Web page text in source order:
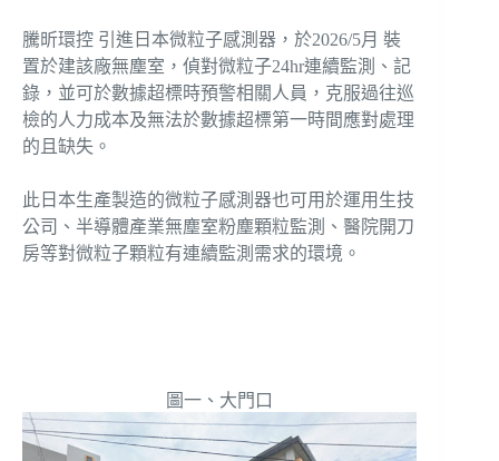
騰昕環控 引進日本微粒子感測器，於2026/5月 裝
置於建該廠無塵室，偵對微粒子24hr連續監測、記
錄，並可於數據超標時預警相關人員，克服過往巡
檢的人力成本及無法於數據超標第一時間應對處理
的且缺失。
此日本生產製造的微粒子感測器也可用於運用生技
公司、半導體產業無塵室粉塵顆粒監測、醫院開刀
房等對微粒子顆粒有連續監測需求的環境。
圖一、大門口